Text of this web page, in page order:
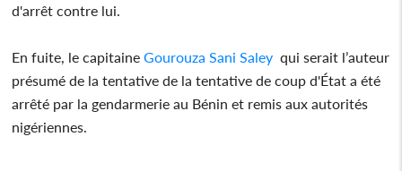
d'arrêt contre lui.
En fuite, le capitaineGourouza Sani Saley qui serait l’auteur
présumé de la tentative de la tentative de coup d'État a été
arrêté par la gendarmerie au Bénin et remis aux autorités
nigériennes.